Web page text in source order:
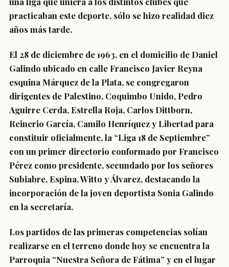
practicaban este deporte, sólo se hizo realidad diez
años más tarde.
El 28 de diciembre de 1963, en el domicilio de Daniel
Galindo ubicado en calle Francisco Javier Reyna
esquina Márquez de la Plata, se congregaron
dirigentes de Palestino, Coquimbo Unido, Pedro
Aguirre Cerda, Estrella Roja, Carlos Dittborn,
Reinerio García, Camilo Henríquez y Libertad para
constituir oficialmente, la “Liga 18 de Septiembre”
con un primer directorio conformado por Francisco
Pérez como presidente, secundado por los señores
Subiabre, Espina, Witto y Álvarez, destacando la
incorporación de la joven deportista Sonia Galindo
en la secretaría.
Los partidos de las primeras competencias solían
realizarse en el terreno donde hoy se encuentra la
Parroquia “Nuestra Señora de Fátima” y en el lugar